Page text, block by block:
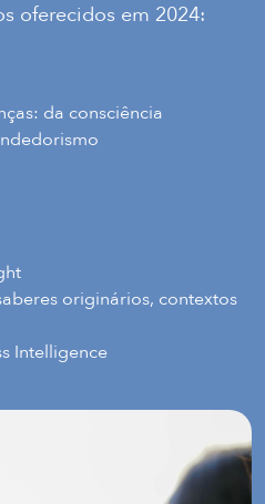
oferecidos em 2024:
da consciência
originários, contextos
Intelligence